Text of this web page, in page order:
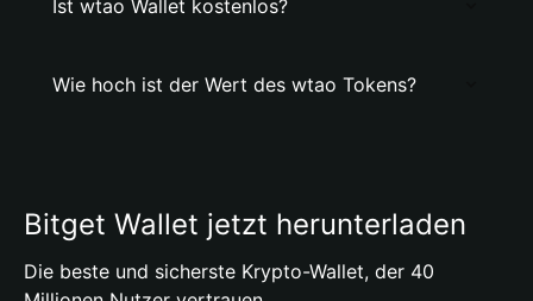
Ist wtao Wallet kostenlos?
Wie hoch ist der Wert des wtao Tokens?
Bitget Wallet jetzt herunterladen
Die beste und sicherste Krypto-Wallet, der 40